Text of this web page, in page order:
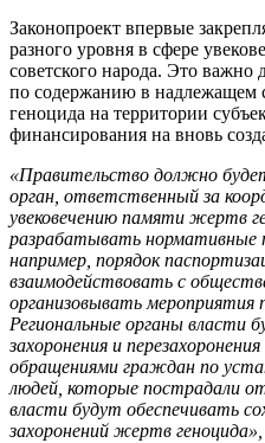
Законопроект впервые
разного уровня в сфере
советского народа. Это важно
по содержанию в надлежащем
геноцида на территории
финансирования на вновь
«Правительство должно
орган, ответственный за
увековечению памяти жертв
разрабатывать нормативные
например, порядок
взаимодействовать с
организовывать мероприятия
Региональные органы власти
захоронения и
обращениями граждан по
людей, которые пострадали
власти будут обеспечивать
захоронений жертв